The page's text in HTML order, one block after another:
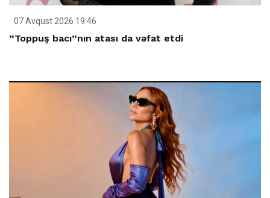
07 Avqust 2026 19:46
“Toppuş bacı”nın atası da vəfat etdi